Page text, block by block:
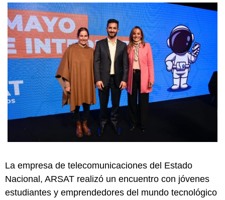
La empresa de telecomunicaciones del Estado
Nacional, ARSAT realizó un encuentro con jóvenes
estudiantes y emprendedores del mundo tecnológico